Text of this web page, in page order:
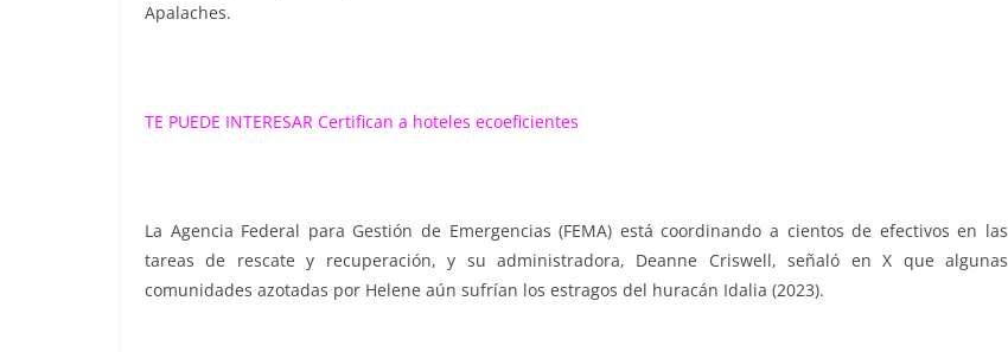
Apalaches.
TE PUEDE INTERESAR Certifican a hoteles ecoeficientes
La Agencia Federal para Gestión de Emergencias (FEMA) está coordinando a cientos de efectivos en las
tareas de rescate y recuperación, y su administradora, Deanne Criswell, señaló en X que algunas
comunidades azotadas por Helene aún sufrían los estragos del huracán Idalia (2023).